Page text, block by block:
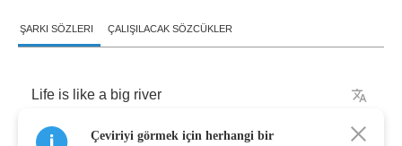
ŞARKI SÖZLERI ÇALIŞILACAK SÖZCÜKLER
Life is like a big river
Çeviriyi görmek için herhangi bir